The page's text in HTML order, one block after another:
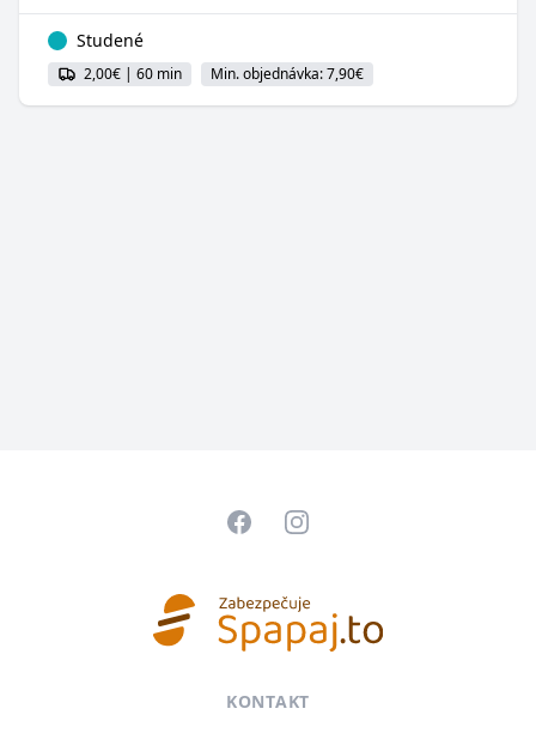
Studené
2,00€ | 60 min Min. objednávka: 7,90€
FacebookInstagram
KONTAKT